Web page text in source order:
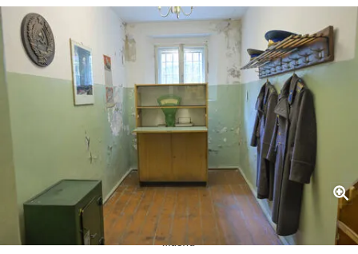
Без чего в СССР легко обходились, а сегодня - не представляем
жизни